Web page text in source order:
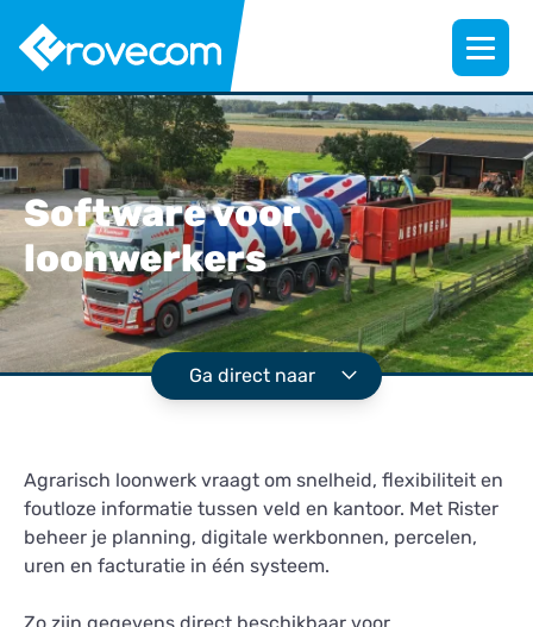
Software voor
loonwerkers
Ga direct naar
Agrarisch loonwerk vraagt om snelheid, flexibiliteit en
foutloze informatie tussen veld en kantoor. Met Rister
beheer je planning, digitale werkbonnen, percelen,
uren en facturatie in één systeem.